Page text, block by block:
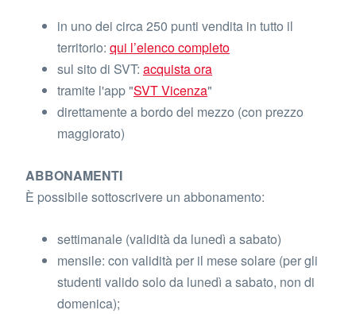
in uno dei circa 250 punti vendita in tutto il
territorio: qui l’elenco completo
sul sito di SVT: acquista ora
tramite l'app "SVT Vicenza"
direttamente a bordo del mezzo (con prezzo
maggiorato)
ABBONAMENTI
È possibile sottoscrivere un abbonamento:
settimanale (validità da lunedì a sabato)
mensile: con validità per il mese solare (per gli
studenti valido solo da lunedì a sabato, non di
domenica);